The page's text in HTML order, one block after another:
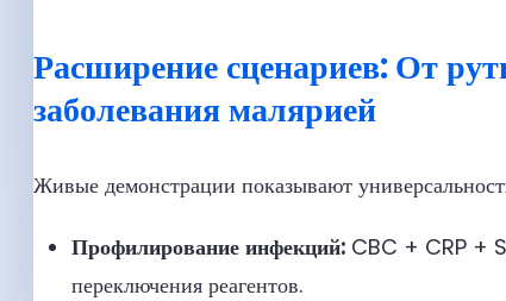
Расширение сценариев: От
заболевания малярией
Живые демонстрации показывают
Профилирование инфекций: CBC + CRP +
переключения реагентов.